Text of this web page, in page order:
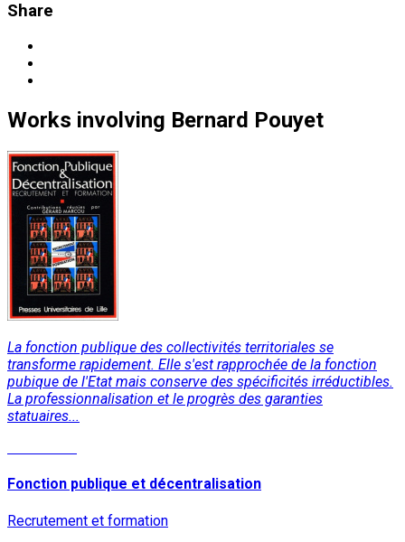
Share
Works involving Bernard Pouyet
La fonction publique des collectivités territoriales se
transforme rapidement. Elle s'est rapprochée de la fonction
pubique de l'Etat mais conserve des spécificités irréductibles.
La professionnalisation et le progrès des garanties
statuaires...
Fonction publique et décentralisation
Recrutement et formation